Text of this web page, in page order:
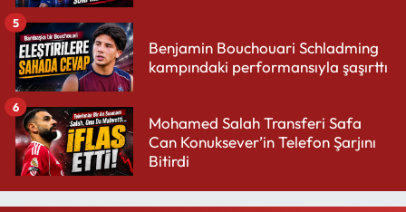
Benjamin Bouchouari Schladming
kampındaki performansıyla şaşırttı
5
Mohamed Salah Transferi Safa
Can Konuksever’in Telefon Şarjını
Bitirdi
6